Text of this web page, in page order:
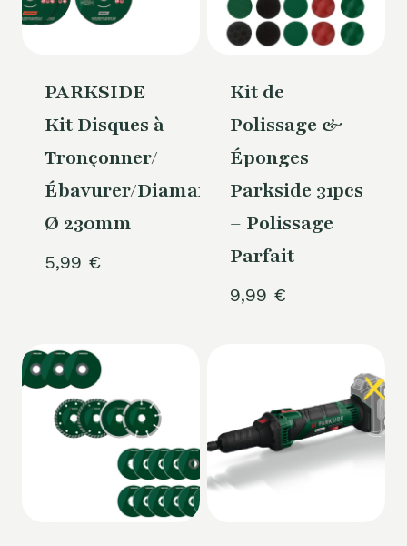
PARKSIDE
Kit Disques à
Tronçonner/
Ébavurer/Diamant
Ø 230mm
5,99 €
Kit de
Polissage &
Éponges
Parkside 31pcs
– Polissage
Parfait
9,99 €